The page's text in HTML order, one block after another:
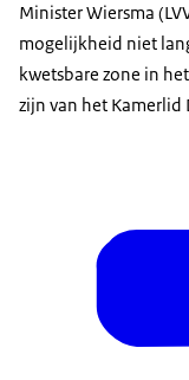
Minister Wiersma
mogelijkheid niet
kwetsbare zone in
zijn van het Kamerlid